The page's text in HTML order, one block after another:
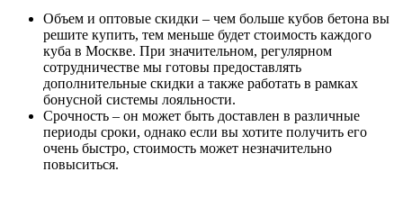
Объем и оптовые скидки – чем больше кубов бетона вы
решите купить, тем меньше будет стоимость каждого
куба в Москве. При значительном, регулярном
сотрудничестве мы готовы предоставлять
дополнительные скидки а также работать в рамках
бонусной системы лояльности.
Срочность – он может быть доставлен в различные
периоды сроки, однако если вы хотите получить его
очень быстро, стоимость может незначительно
повыситься.